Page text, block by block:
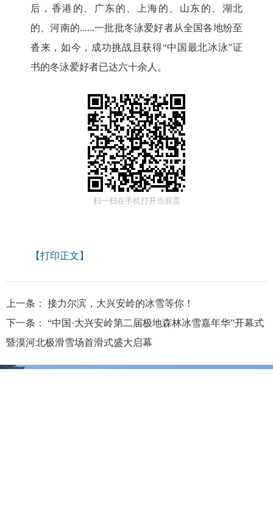
后，香港的、广东的、上海的、山东的、湖北
的、河南的......一批批冬泳爱好者从全国各地纷至
沓来，如今，成功挑战且获得“中国最北冰泳”证
书的冬泳爱好者已达六十余人。
扫一扫在手机打开当前页
【打印正文】
上一条：
接力尔滨，大兴安岭的冰雪等你！
下一条：
“中国·大兴安岭第二届极地森林冰雪嘉年华”开幕式
暨漠河北极滑雪场首滑式盛大启幕